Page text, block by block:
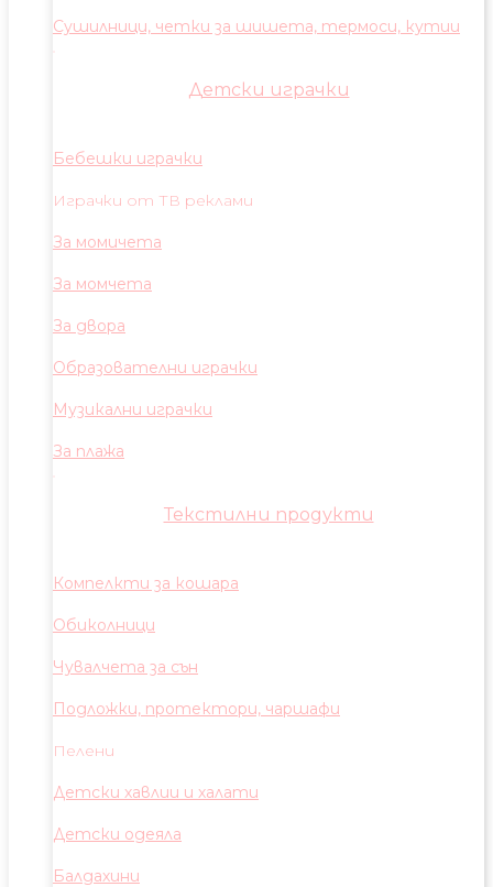
Сушилници, четки за шишета, термоси, кутии
Детски играчки
Бебешки играчки
Играчки от ТВ реклами
За момичета
За момчета
За двора
Образователни играчки
Музикални играчки
За плажа
Текстилни продукти
Компелкти за кошара
Обиколници
Чувалчета за сън
Подложки, протектори, чаршафи
Пелени
Детски хавлии и халати
Детски одеяла
Балдахини